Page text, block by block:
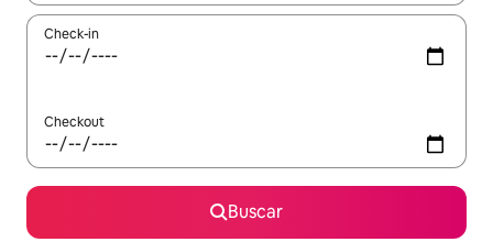
Check-in
Checkout
Buscar